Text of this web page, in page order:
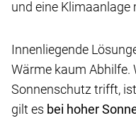
und eine Klimaanlage
Innenliegende
Wärme kaum Abhilfe.
Sonnenschutz trifft,
gilt es bei hoher